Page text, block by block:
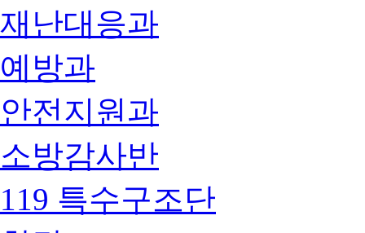
재난대응과
예방과
안전지원과
소방감사반
119 특수구조단